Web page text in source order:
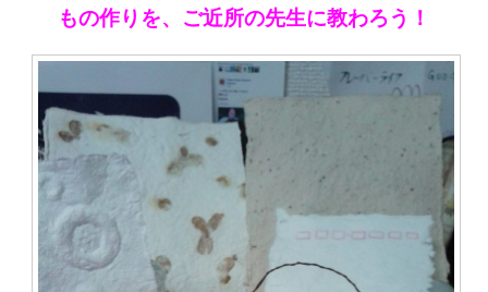
もの作りを、ご近所の先生に教わろう！